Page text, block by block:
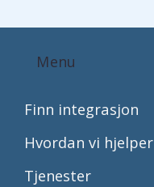
Menu
Finn integrasjon
Hvordan vi hjelper
Tjenester